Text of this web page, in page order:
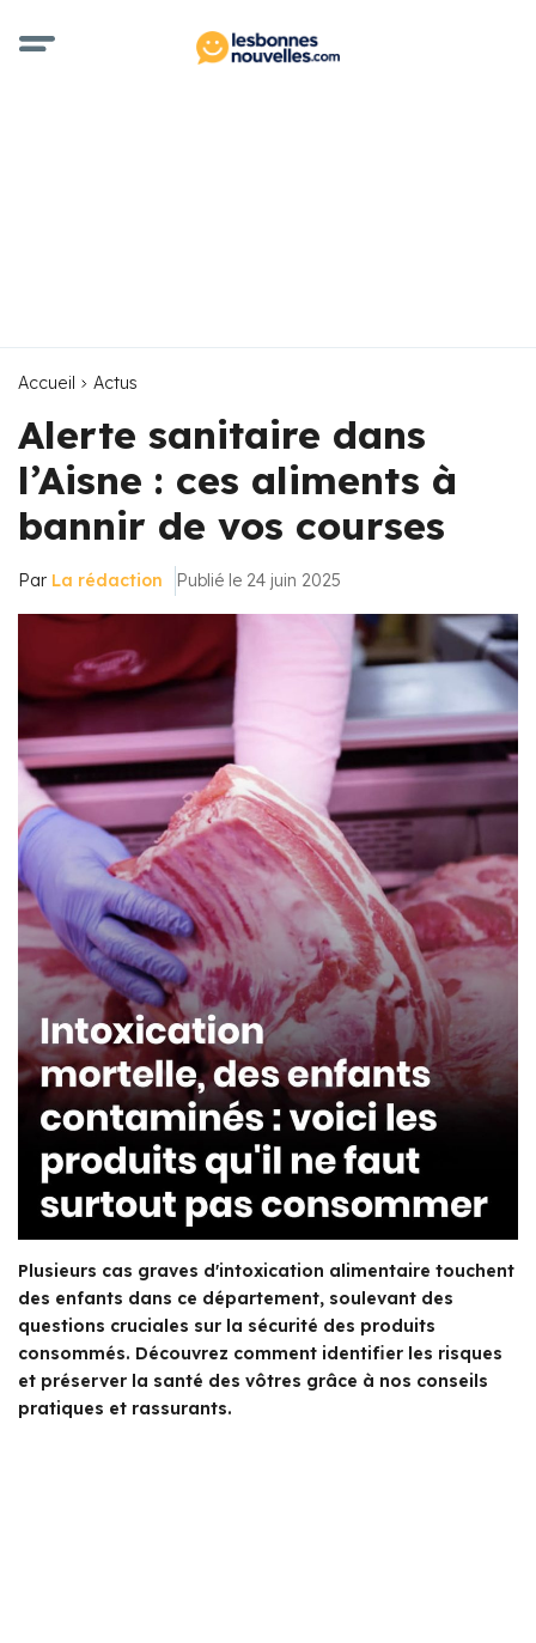
Accueil Actus
Alerte sanitaire dans
l’Aisne : ces aliments à
bannir de vos courses
Par La rédaction Publié le 24 juin 2025
Plusieurs cas graves d'intoxication alimentaire touchent
des enfants dans ce département, soulevant des
questions cruciales sur la sécurité des produits
consommés. Découvrez comment identifier les risques
et préserver la santé des vôtres grâce à nos conseils
pratiques et rassurants.